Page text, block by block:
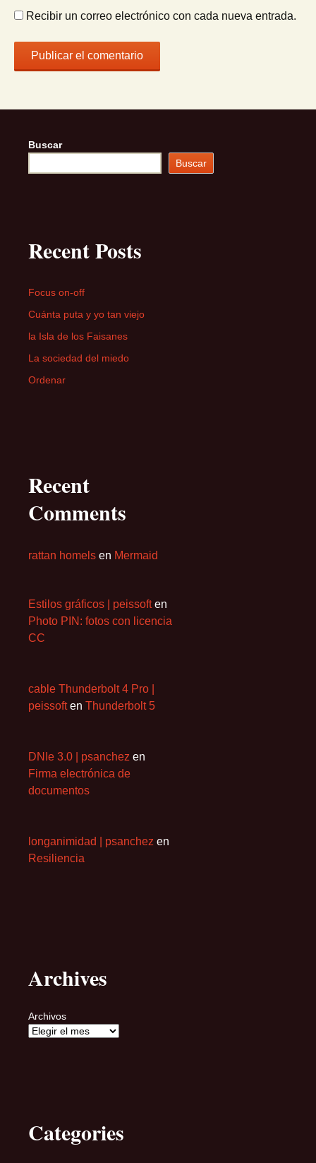
Recibir un correo electrónico con cada nueva entrada.
Buscar
Buscar
Recent Posts
Focus on-off
Cuánta puta y yo tan viejo
la Isla de los Faisanes
La sociedad del miedo
Ordenar
Recent
Comments
rattan homels en Mermaid
Estilos gráficos | peissoften
Photo PIN: fotos con licencia
CC
cable Thunderbolt 4 Pro |
peissoften Thunderbolt 5
DNIe 3.0 | psanchez en
Firma electrónica de
documentos
longanimidad | psanchez en
Resiliencia
Archives
Archivos
Categories